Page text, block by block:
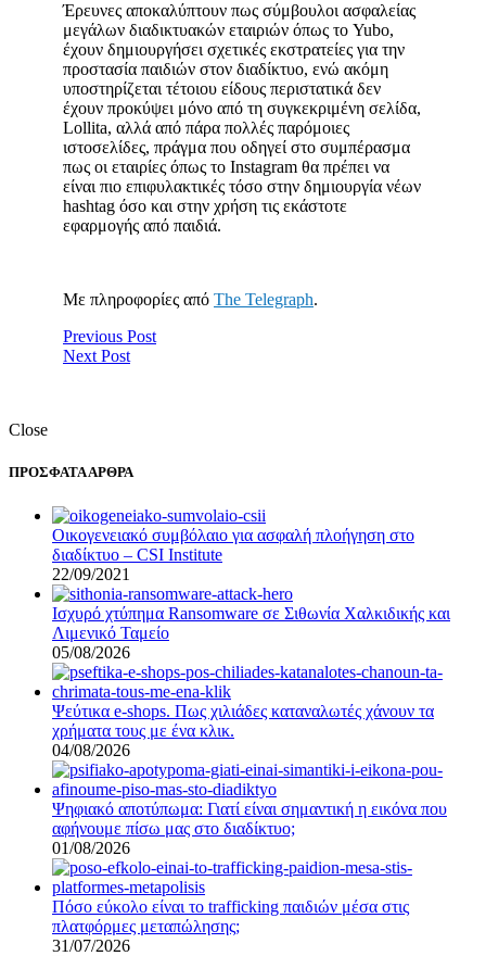
Έρευνες αποκαλύπτουν πως σύμβουλοι ασφαλείας
μεγάλων διαδικτυακών εταιριών όπως το Yubo,
έχουν δημιουργήσει σχετικές εκστρατείες για την
προστασία παιδιών στον διαδίκτυο, ενώ ακόμη
υποστηρίζεται τέτοιου είδους περιστατικά δεν
έχουν προκύψει μόνο από τη συγκεκριμένη σελίδα,
Lollita, αλλά από πάρα πολλές παρόμοιες
ιστοσελίδες, πράγμα που οδηγεί στο συμπέρασμα
πως οι εταιρίες όπως το Instagram θα πρέπει να
είναι πιο επιφυλακτικές τόσο στην δημιουργία νέων
hashtag όσο και στην χρήση τις εκάστοτε
εφαρμογής από παιδιά.
Με πληροφορίες από The Telegraph.
Previous Post
Next Post
Close
ΠΡΟΣΦΑΤΑ ΑΡΘΡΑ
Οικογενειακό συμβόλαιο για ασφαλή πλοήγηση στο
διαδίκτυο – CSI Institute
22/09/2021
Ισχυρό χτύπημα Ransomware σε Σιθωνία Χαλκιδικής και
Λιμενικό Ταμείο
05/08/2026
Ψεύτικα e-shops. Πως χιλιάδες καταναλωτές χάνουν τα
χρήματα τους με ένα κλικ.
04/08/2026
Ψηφιακό αποτύπωμα: Γιατί είναι σημαντική η εικόνα που
αφήνουμε πίσω μας στο διαδίκτυο;
01/08/2026
Πόσο εύκολο είναι το trafficking παιδιών μέσα στις
πλατφόρμες μεταπώλησης;
31/07/2026